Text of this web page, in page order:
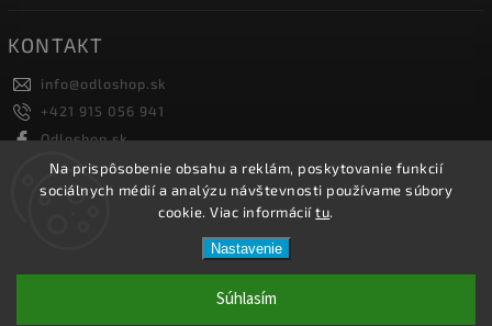
Na prispôsobenie obsahu a reklám, poskytovanie funkcií
sociálnych médií a analýzu návštevnosti používame súbory
cookie. Viac informáciítu.
Nastavenie
Súhlasím
KONTAKT
info@odloshop.sk
+421 915 056 941
Odloshop.sk
odloshoppremiumsportfashion
Upraviť nastavenie cookies
Netmedia s.r.o.